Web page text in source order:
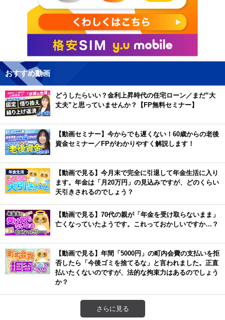
おすすめ動画
どうしたらいい？金利上昇時代の住宅ローン／まだ”大
丈夫”と思っていませんか？【FP無料セミナー】
【動画セミナー】今からでも遅くない！60歳からの老後
資金セミナー／FPがわかりやすく解説します！
【動画で見る】今月末で完全に引退して年金生活に入り
ます。年金は「月20万円」の見込みですが、どのくらい
天引きされるのでしょう？
【動画で見る】70代の親が「年金を受け取らないまま」
亡くなっていたようです。これっておかしいですか…？
【動画で見る】年間「5000円」の町内会費の支払いを拒
否したら「今後ゴミを捨てるな」と言われました。正直
払いたくないのですが、法的な拘束力はあるのでしょう
か？
さらに見る